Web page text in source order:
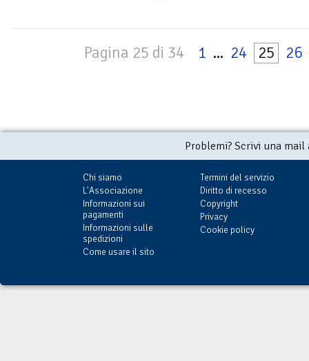
Pagina 25 di 34 1 ... 24 25 26
Problemi? Scrivi una
Chi siamo
L'Associazione
Informazioni sui
pagamenti
Informazioni sulle
spedizioni
Come usare il sito
Termini del servizio
Diritto di recesso
Copyright
Privacy
Cookie policy